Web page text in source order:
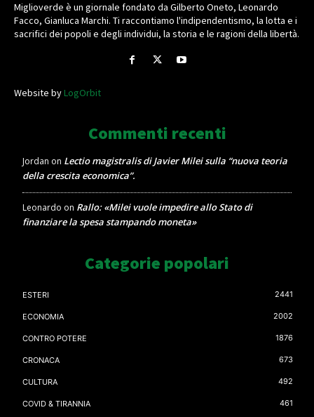
Miglioverde è un giornale fondato da Gilberto Oneto, Leonardo
Facco, Gianluca Marchi. Ti raccontiamo l'indipendentismo, la lotta e i
sacrifici dei popoli e degli individui, la storia e le ragioni della libertà.
Website byLogOrbit
Commenti recenti
Jordan on Lectio magistralis di Javier Milei sulla “nuova teoria
della crescita economica”.
Leonardo on Rallo: «Milei vuole impedire allo Stato di
finanziare la spesa stampando moneta»
Categorie popolari
ESTERI 2441
ECONOMIA 2002
CONTRO POTERE 1876
CRONACA 673
CULTURA 492
COVID & TIRANNIA 461